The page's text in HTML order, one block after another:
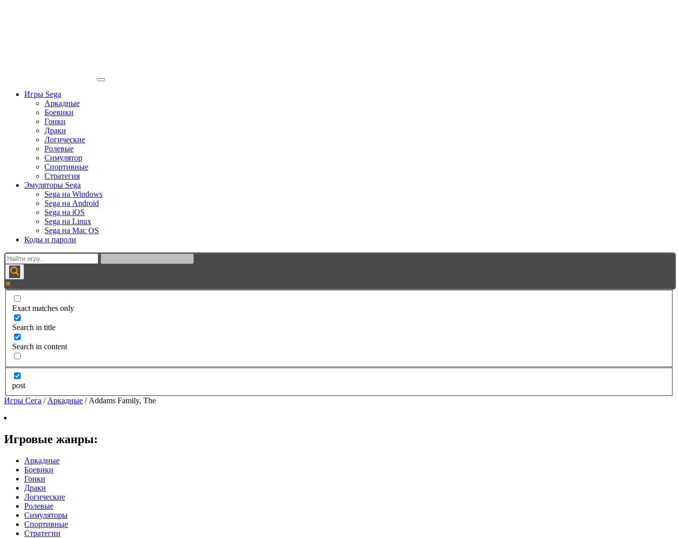
Игры Sega
Аркадные
Боевики
Гонки
Драки
Логические
Ролевые
Симулятор
Спортивные
Стратегия
Эмуляторы Sega
Sega на Windows
Sega на Android
Sega на iOS
Sega на Linux
Sega на Mac OS
Коды и пароли
Exact matches only
Search in title
Search in content
post
Игры Сега / Аркадные / Addams Family, The
Игровые жанры:
Аркадные
Боевики
Гонки
Драки
Логические
Ролевые
Симуляторы
Спортивные
Стратегии